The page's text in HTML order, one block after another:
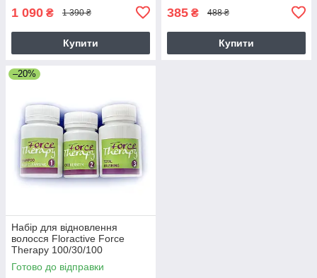
1 090 ₴ 1 390 ₴
Купити
385 ₴ 488 ₴
Купити
–20%
Набір для відновлення
волосся Floractive Force
Therapy 100/30/100
Готово до відправки